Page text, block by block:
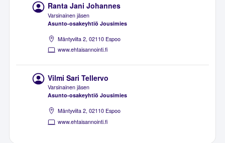
Ranta Jani Johannes
Varsinainen jäsen
Asunto-osakeyhtiö Jousimies
Mäntyviita 2, 02110 Espoo
www.ehtaisannointi.fi
Vilmi Sari Tellervo
Varsinainen jäsen
Asunto-osakeyhtiö Jousimies
Mäntyviita 2, 02110 Espoo
www.ehtaisannointi.fi